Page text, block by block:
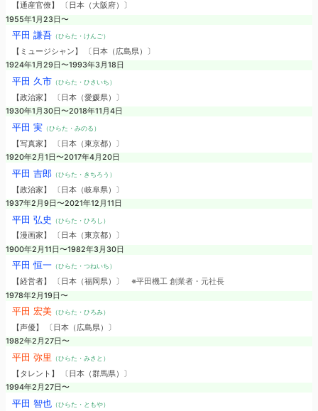
【通産官僚】 〔日本（大阪府）〕
1955年1月23日〜
平田 謙吾（ひらた・けんご）
【ミュージシャン】 〔日本（広島県）〕
1924年1月29日〜1993年3月18日
平田 久市 （ひらた・ひさいち）
【政治家】 〔日本（愛媛県）〕
1930年1月30日〜2018年11月4日
平田 実（ひらた・みのる）
【写真家】 〔日本（東京都）〕
1920年2月1日〜2017年4月20日
平田 吉郎（ひらた・きちろう）
【政治家】 〔日本（岐阜県）〕
1937年2月9日〜2021年12月11日
平田 弘史 （ひらた・ひろし）
【漫画家】 〔日本（東京都）〕
1900年2月11日〜1982年3月30日
平田 恒一（ひらた・つねいち）
【経営者】 〔日本（福岡県）〕 ※平田機工 創業者・元社長
1978年2月19日〜
平田 宏美（ひらた・ひろみ）
【声優】 〔日本（広島県）〕
1982年2月27日〜
平田 弥里 （ひらた・みさと）
【タレント】 〔日本（群馬県）〕
1994年2月27日〜
平田 智也（ひらた・ともや）